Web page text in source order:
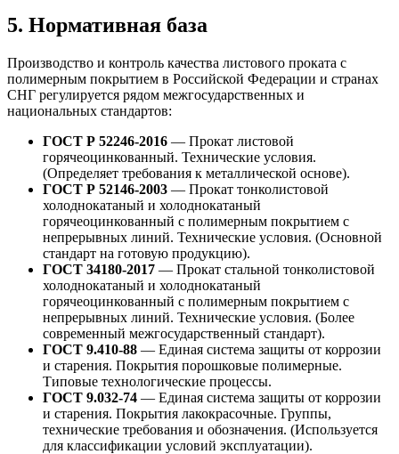
5. Нормативная база
Производство и контроль качества листового проката с
полимерным покрытием в Российской Федерации и странах
СНГ регулируется рядом межгосударственных и
национальных стандартов:
ГОСТ Р 52246-2016 — Прокат листовой
горячеоцинкованный. Технические условия.
(Определяет требования к металлической основе).
ГОСТ Р 52146-2003 — Прокат тонколистовой
холоднокатаный и холоднокатаный
горячеоцинкованный с полимерным покрытием с
непрерывных линий. Технические условия. (Основной
стандарт на готовую продукцию).
ГОСТ 34180-2017 — Прокат стальной тонколистовой
холоднокатаный и холоднокатаный
горячеоцинкованный с полимерным покрытием с
непрерывных линий. Технические условия. (Более
современный межгосударственный стандарт).
ГОСТ 9.410-88 — Единая система защиты от коррозии
и старения. Покрытия порошковые полимерные.
Типовые технологические процессы.
ГОСТ 9.032-74 — Единая система защиты от коррозии
и старения. Покрытия лакокрасочные. Группы,
технические требования и обозначения. (Используется
для классификации условий эксплуатации).